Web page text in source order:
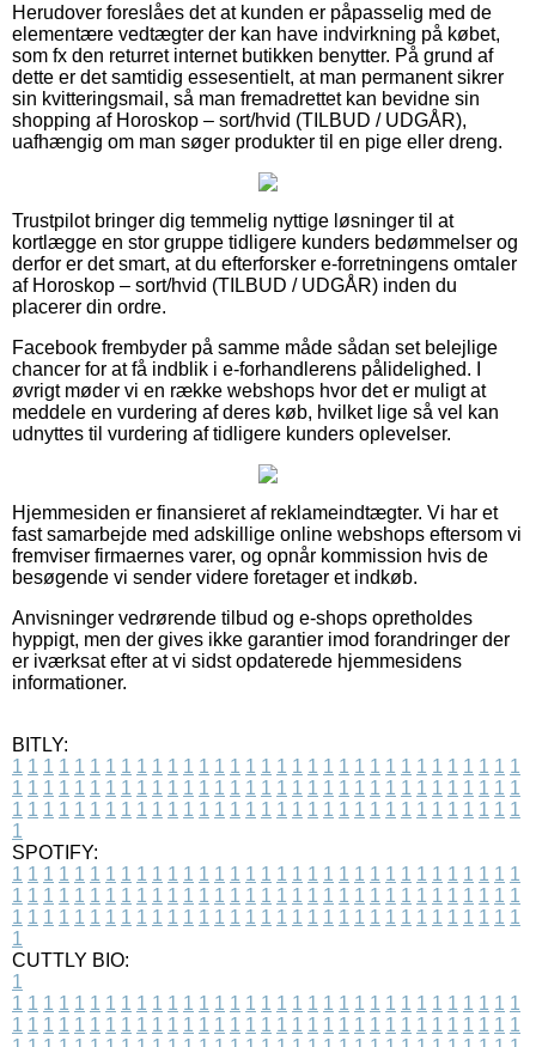
Herudover foreslåes det at kunden er påpasselig med de
elementære vedtægter der kan have indvirkning på købet,
som fx den returret internet butikken benytter. På grund af
dette er det samtidig essesentielt, at man permanent sikrer
sin kvitteringsmail, så man fremadrettet kan bevidne sin
shopping af Horoskop – sort/hvid (TILBUD / UDGÅR),
uafhængig om man søger produkter til en pige eller dreng.
Trustpilot bringer dig temmelig nyttige løsninger til at
kortlægge en stor gruppe tidligere kunders bedømmelser og
derfor er det smart, at du efterforsker e-forretningens omtaler
af Horoskop – sort/hvid (TILBUD / UDGÅR) inden du
placerer din ordre.
Facebook frembyder på samme måde sådan set belejlige
chancer for at få indblik i e-forhandlerens pålidelighed. I
øvrigt møder vi en række webshops hvor det er muligt at
meddele en vurdering af deres køb, hvilket lige så vel kan
udnyttes til vurdering af tidligere kunders oplevelser.
Hjemmesiden er finansieret af reklameindtægter. Vi har et
fast samarbejde med adskillige online webshops eftersom vi
fremviser firmaernes varer, og opnår kommission hvis de
besøgende vi sender videre foretager et indkøb.
Anvisninger vedrørende tilbud og e-shops opretholdes
hyppigt, men der gives ikke garantier imod forandringer der
er iværksat efter at vi sidst opdaterede hjemmesidens
informationer.
BITLY:
1 1 1 1 1 1 1 1 1 1 1 1 1 1 1 1 1 1 1 1 1 1 1 1 1 1 1 1 1 1 1 1 1
1 1 1 1 1 1 1 1 1 1 1 1 1 1 1 1 1 1 1 1 1 1 1 1 1 1 1 1 1 1 1 1 1
1 1 1 1 1 1 1 1 1 1 1 1 1 1 1 1 1 1 1 1 1 1 1 1 1 1 1 1 1 1 1 1 1
1
SPOTIFY:
1 1 1 1 1 1 1 1 1 1 1 1 1 1 1 1 1 1 1 1 1 1 1 1 1 1 1 1 1 1 1 1 1
1 1 1 1 1 1 1 1 1 1 1 1 1 1 1 1 1 1 1 1 1 1 1 1 1 1 1 1 1 1 1 1 1
1 1 1 1 1 1 1 1 1 1 1 1 1 1 1 1 1 1 1 1 1 1 1 1 1 1 1 1 1 1 1 1 1
1
CUTTLY BIO:
1
1 1 1 1 1 1 1 1 1 1 1 1 1 1 1 1 1 1 1 1 1 1 1 1 1 1 1 1 1 1 1 1 1
1 1 1 1 1 1 1 1 1 1 1 1 1 1 1 1 1 1 1 1 1 1 1 1 1 1 1 1 1 1 1 1 1